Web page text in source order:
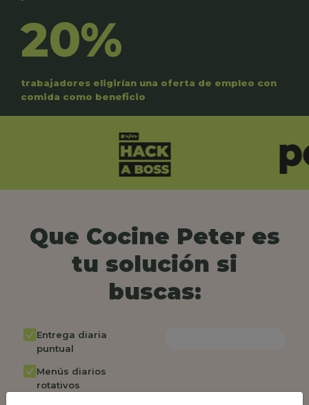
20%
trabajadores eligirían una oferta de empleo con
comida como beneficio
Que Cocine Peter es
tu solución si
buscas:
Entrega diaria
puntual
Menús diarios
rotativos